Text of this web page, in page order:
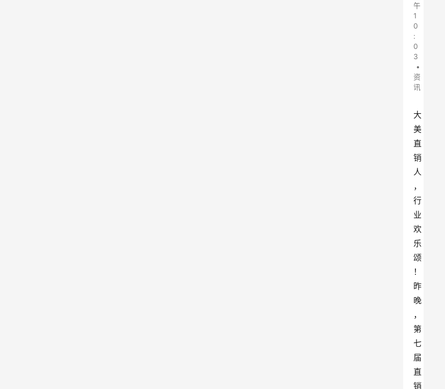
午
1
0
:
0
3
•
资
讯
大
美
直
销
人
，
行
业
欢
乐
颂
！
昨
晚
，
第
七
届
直
销